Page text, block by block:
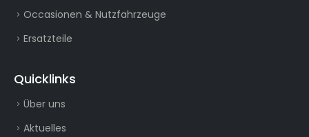
Occasionen & Nutzfahrzeuge
Ersatzteile
Quicklinks
Über uns
Aktuelles